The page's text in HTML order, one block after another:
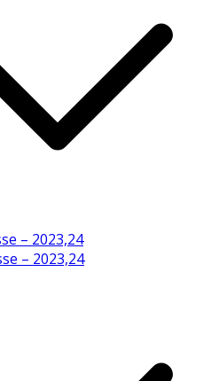
– 2023,24
– 2023,24